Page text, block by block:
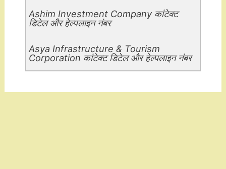
Ashim Investment Company कांटेक्ट
डिटेल और हेल्पलाइन नंबर
Asya Infrastructure & Tourism
Corporation कांटेक्ट डिटेल और हेल्पलाइन नंबर